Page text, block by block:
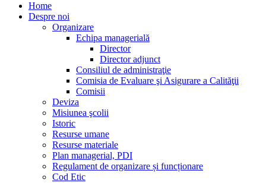
Home
Despre noi
Organizare
Echipa managerială
Director
Director adjunct
Consiliul de administraţie
Comisia de Evaluare şi Asigurare a Calităţii
Comisii
Deviza
Misiunea şcolii
Istoric
Resurse umane
Resurse materiale
Plan managerial, PDI
Regulament de organizare și funcționare
Cod Etic